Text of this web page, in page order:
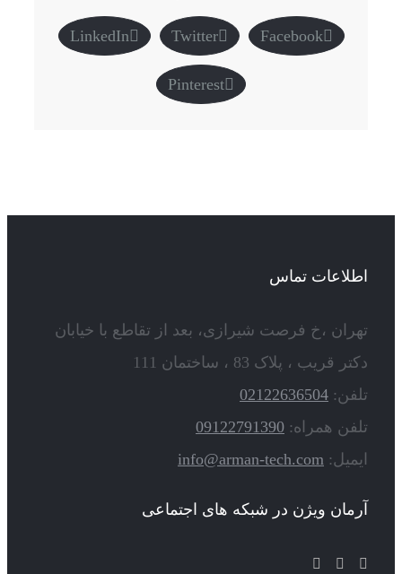
Facebook
Twitter
LinkedIn
Pinterest
اطلاعات تماس
تهران ،خ فرصت شیرازی، بعد از تقاطع با خیابان
دکتر قریب ، پلاک 83 ، ساختمان 111
تلفن: 02122636504
تلفن همراه: 09122791390
ایمیل: info@arman-tech.com
آرمان ویژن در شبکه های اجتماعی